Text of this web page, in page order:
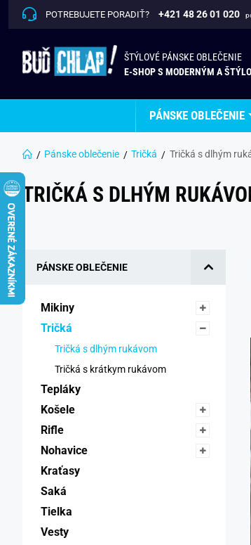
POTREBUJETE PORADIŤ? +421 48 26 01 020
ŠTÝLOVÉ PÁNSKE OBLEČENIE
E-SHOP S MODERNÝM A
PÁNSKE OBLEČENIE
Pánske oblečenie Tričká Tričká s dlhým
TRIČKÁ S DLHÝM
PÁNSKE OBLEČENIE
Mikiny
Tričká
Tričká s dlhým rukávom
Tričká s krátkym rukávom
Tepláky
Košele
Rifle
Nohavice
Kraťasy
Saká
Tielka
Vesty